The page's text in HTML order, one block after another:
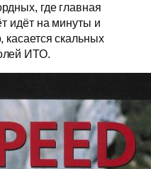
где главная
идёт на минуты и
касается скальных
ИТО.